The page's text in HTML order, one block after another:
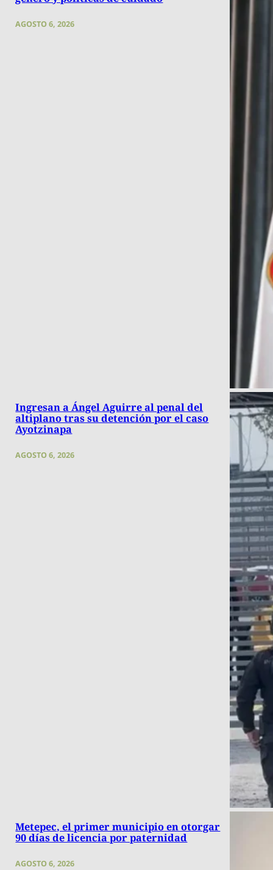
AGOSTO 6, 2026
Ingresan a Ángel Aguirre al penal del
altiplano tras su detención por el caso
Ayotzinapa
AGOSTO 6, 2026
Metepec, el primer municipio en otorgar
90 días de licencia por paternidad
AGOSTO 6, 2026